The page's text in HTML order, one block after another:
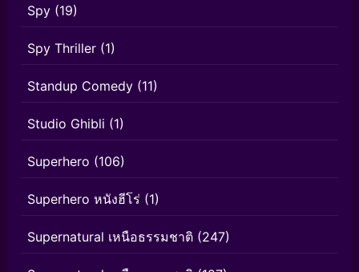
Spy (19)
Spy Thriller (1)
Standup Comedy (11)
Studio Ghibli (1)
Superhero (106)
Superhero หนังฮีโร่ (1)
Supernatural เหนือธรรมชาติ (247)